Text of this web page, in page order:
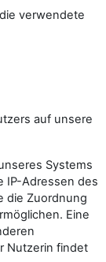
verwendete
auf unsere
Systems
IP-Adressen des
die Zuordnung
Eine
Nutzerin findet